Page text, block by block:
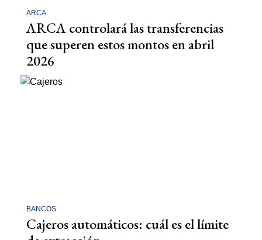
ARCA
ARCA controlará las transferencias
que superen estos montos en abril
2026
BANCOS
Cajeros automáticos: cuál es el límite